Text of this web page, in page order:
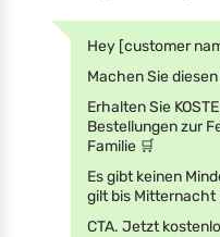
Hey [customer
Machen Sie
Erhalten Sie
Bestellungen zur
Familie 🛒
Es gibt keinen
gilt bis Mitternacht
CTA. Jetzt